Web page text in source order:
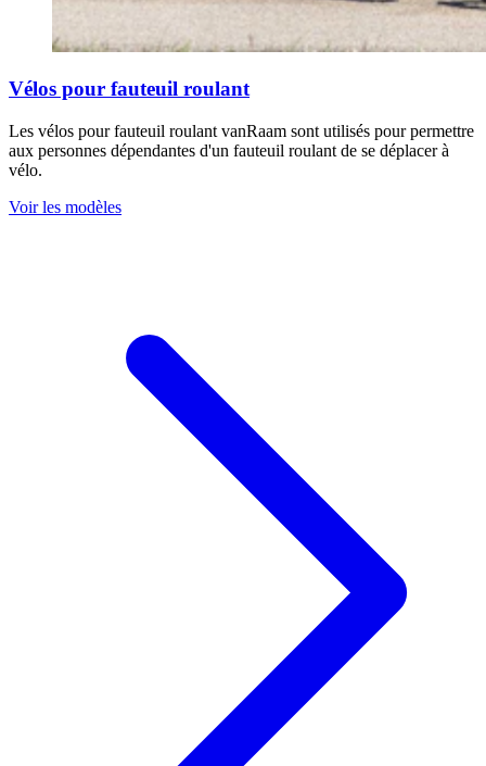
Vélos pour fauteuil roulant
Les vélos pour fauteuil roulant vanRaam sont utilisés pour permettre
aux personnes dépendantes d'un fauteuil roulant de se déplacer à
vélo.
Voir les modèles